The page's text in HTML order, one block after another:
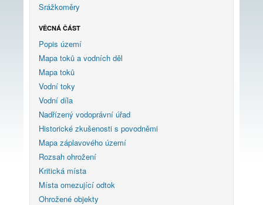
Srážkoměry
VĚCNÁ ČÁST
Popis území
Mapa toků a vodních děl
Mapa toků
Vodní toky
Vodní díla
Nadřízený vodoprávní úřad
Historické zkušenosti s povodněmi
Mapa záplavového území
Rozsah ohrožení
Kritická místa
Místa omezující odtok
Ohrožené objekty